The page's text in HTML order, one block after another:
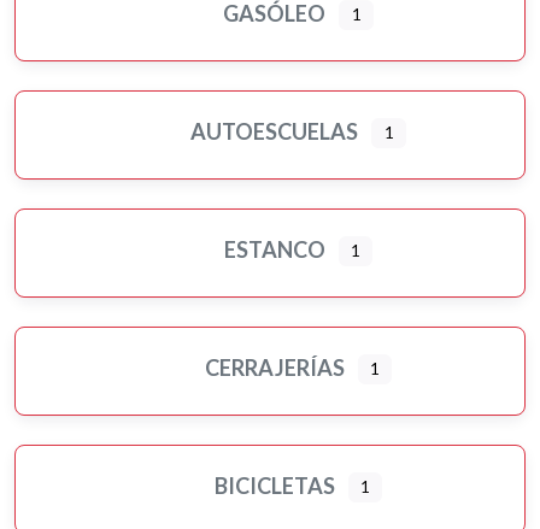
GASÓLEO 1
AUTOESCUELAS 1
ESTANCO 1
CERRAJERÍAS 1
BICICLETAS 1